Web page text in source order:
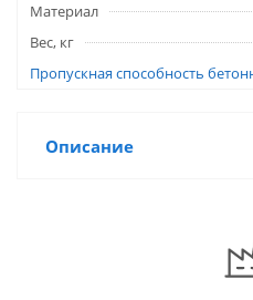
Материал
Вес, кг
Пропускная способность
Описание